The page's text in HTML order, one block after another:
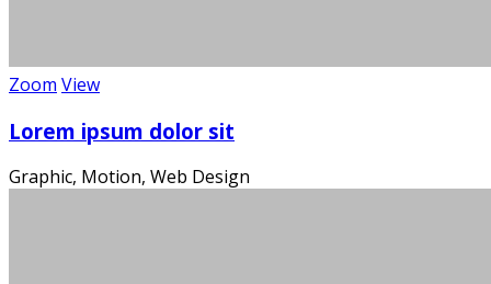
Zoom View
Lorem ipsum dolor sit
Graphic, Motion, Web Design